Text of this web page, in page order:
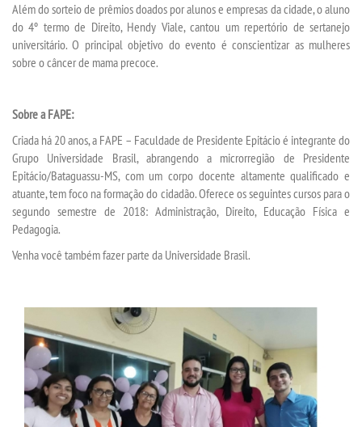
MATRÍCULA
EDITAL
PUBLICAÇÕES
DESTAQUES
REVISTAS ELETRÔNICAS
REPOSITÓRIO
MANUAIS
REGULAMENTOS
Além do sorteio de prêmios doados por alunos e empresas da cidade, o aluno
do 4º termo de Direito, Hendy Viale, cantou um repertório de sertanejo
universitário. O principal objetivo do evento é conscientizar as mulheres
sobre o câncer de mama precoce.
Sobre a FAPE:
Criada há 20 anos, a FAPE – Faculdade de Presidente Epitácio é integrante do
Grupo Universidade Brasil, abrangendo a microrregião de Presidente
Epitácio/Bataguassu-MS, com um corpo docente altamente qualificado e
atuante, tem foco na formação do cidadão. Oferece os seguintes cursos para o
segundo semestre de 2018: Administração, Direito, Educação Física e
Pedagogia.
Venha você também fazer parte da Universidade Brasil.